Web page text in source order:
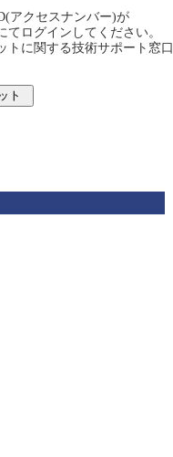
アクセスナンバー)が
ログインしてください。
トに関する技術サポート窓口